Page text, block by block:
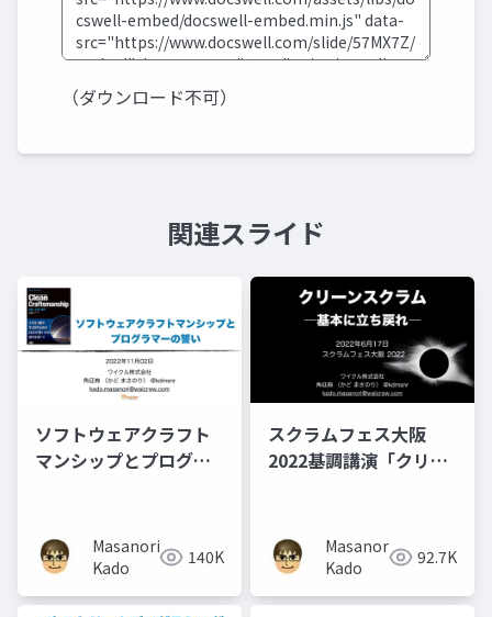
（ダウンロード不可）
関連スライド
ソフトウェアクラフト
マンシップとプログラ
Masanori
Kado
140K
スクラムフェス大阪
2022基調講演「クリー
Masanori
Kado
92.7K